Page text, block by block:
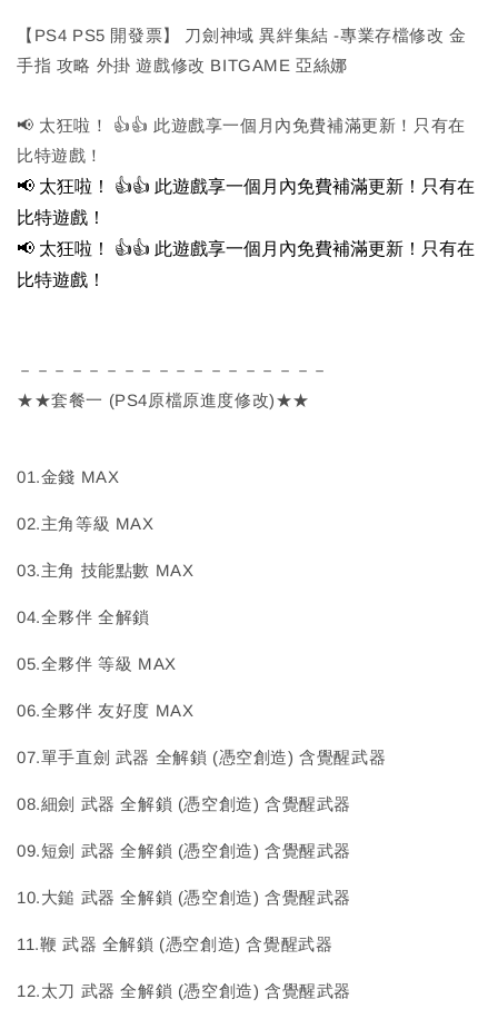
【PS4 PS5 開發票】 刀劍神域 異絆集結 -專業存檔修改 金
手指 攻略 外掛 遊戲修改 BITGAME 亞絲娜
📢 太狂啦！ 👍👍 此遊戲享一個月內免費補滿更新！只有在
比特遊戲！
📢 太狂啦！ 👍👍 此遊戲享一個月內免費補滿更新！只有在
比特遊戲！
📢 太狂啦！ 👍👍 此遊戲享一個月內免費補滿更新！只有在
比特遊戲！
－－－－－－－－－－－－－－－－－－
★★套餐一 (PS4原檔原進度修改)★★
01.金錢 MAX
02.主角等級 MAX
03.主角 技能點數 MAX
04.全夥伴 全解鎖
05.全夥伴 等級 MAX
06.全夥伴 友好度 MAX
07.單手直劍 武器 全解鎖 (憑空創造) 含覺醒武器
08.細劍 武器 全解鎖 (憑空創造) 含覺醒武器
09.短劍 武器 全解鎖 (憑空創造) 含覺醒武器
10.大鎚 武器 全解鎖 (憑空創造) 含覺醒武器
11.鞭 武器 全解鎖 (憑空創造) 含覺醒武器
12.太刀 武器 全解鎖 (憑空創造) 含覺醒武器